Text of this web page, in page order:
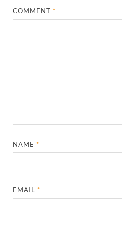
COMMENT*
NAME*
EMAIL*